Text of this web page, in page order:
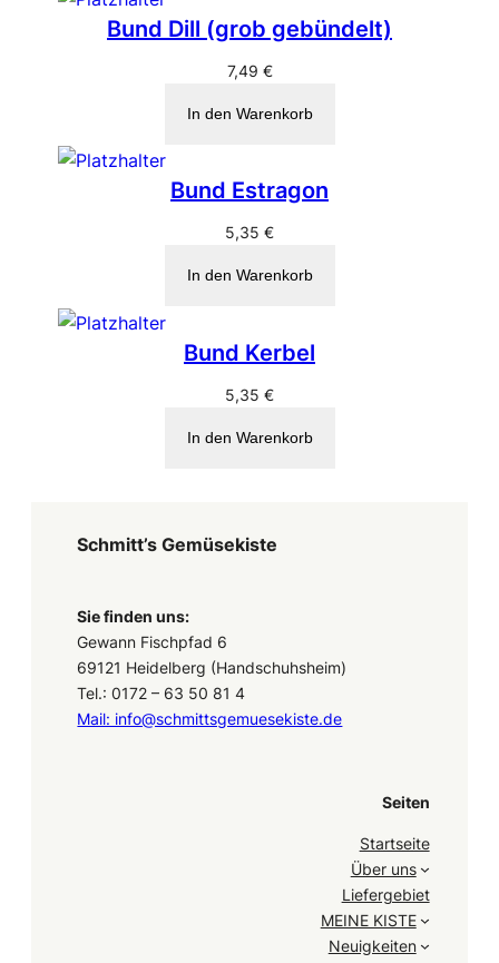
Bund Dill (grob gebündelt)
7,49 €
In den Warenkorb
Bund Estragon
5,35 €
In den Warenkorb
Bund Kerbel
5,35 €
In den Warenkorb
Schmitt’s Gemüsekiste
Sie finden uns:
Gewann Fischpfad 6
69121 Heidelberg (Handschuhsheim)
Tel.: 0172 – 63 50 81 4
Mail: info@schmittsgemuesekiste.de
Seiten
Startseite
Über uns
Liefergebiet
MEINE KISTE
Neuigkeiten